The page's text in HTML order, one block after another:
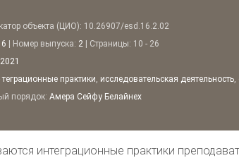
объекта (ЦИО): 10.26907/esd.16.2.02
| Номер выпуска: 2| Страницы: 10 - 26
2021
теграционные практики, исследовательская деятельность,
порядок: Амера Сейфу Белайнех
интеграционные практики